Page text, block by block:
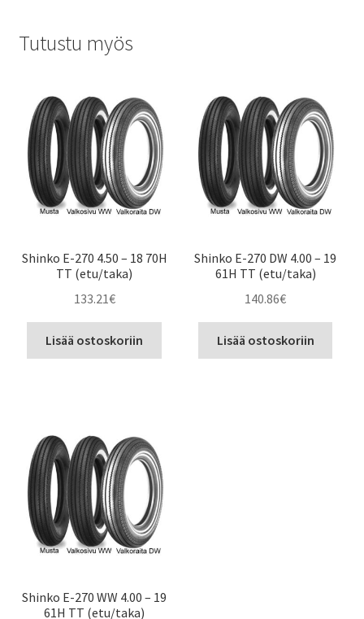
Tutustu myös
Shinko E-270 4.50 – 18 70H
TT (etu/taka)
133.21€
Lisää ostoskoriin
Shinko E-270 DW 4.00 – 19
61H TT (etu/taka)
140.86€
Lisää ostoskoriin
Shinko E-270 WW 4.00 – 19
61H TT (etu/taka)